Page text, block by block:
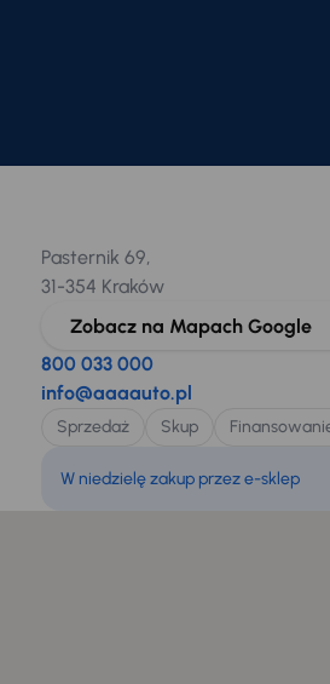
Pasternik 69,
31-354 Kraków
Zobacz na Mapach Google
800 033 000
info@aaaauto.pl
Sprzedaż Skup
W niedzielę zakup przez e-sklep